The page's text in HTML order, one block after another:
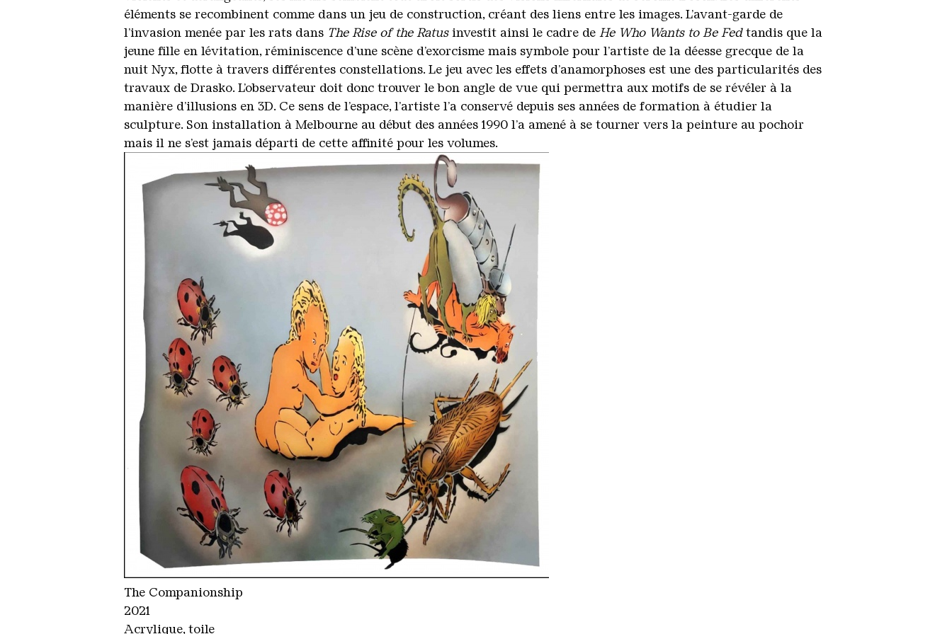
éléments se recombinent comme dans un jeu de construction, créant des liens entre les images. L’avant-garde de
l’invasion menée par les rats dans The Rise of the Ratusinvestit ainsi le cadre de He Who Wants to Be Fedtandis que la
jeune fille en lévitation, réminiscence d’une scène d’exorcisme mais symbole pour l’artiste de la déesse grecque de la
nuit Nyx, flotte à travers différentes constellations. Le jeu avec les effets d’anamorphoses est une des particularités des
travaux de Drasko. L’observateur doit donc trouver le bon angle de vue qui permettra aux motifs de se révéler à la
manière d’illusions en 3D. Ce sens de l’espace, l’artiste l’a conservé depuis ses années de formation à étudier la
sculpture. Son installation à Melbourne au début des années 1990 l’a amené à se tourner vers la peinture au pochoir
mais il ne s’est jamais départi de cette affinité pour les volumes.
The Companionship
2021
Acrylique, toile